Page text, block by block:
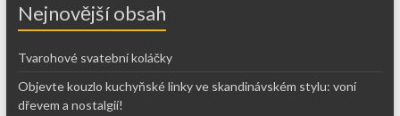
Nejnovější obsah
Tvarohové svatební koláčky
Objevte kouzlo kuchyňské linky ve skandinávském stylu: voní
dřevem a nostalgií!